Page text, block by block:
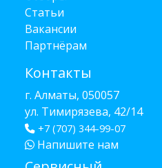
Статьи
Вакансии
Партнёрам
Контакты
г. Алматы, 050057
ул. Тимирязева, 42/14
+7 (707) 344-99-07
Напишите нам